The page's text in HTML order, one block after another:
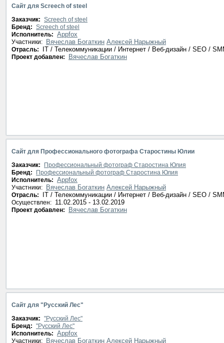
Сайт для Screech of steel
Заказчик: Screech of steel
Бренд: Screech of steel
Исполнитель: Appfox
Участники: Вячеслав Богаткин Алексей Нарыжный
Отрасль: IT / Телекоммуникации / Интернет / Веб-дизайн / SEO /
Проект добавлен: Вячеслав Богаткин
Сайт для Профессионального фотографа Старостины Юлии
Заказчик:
Профессиональный фотограф Старостина Юлия
Бренд:
Профессиональный фотограф Старостина Юлия
Исполнитель: Appfox
Участники: Вячеслав Богаткин Алексей Нарыжный
Отрасль: IT / Телекоммуникации / Интернет / Веб-дизайн / SEO /
Осуществлен: 11.02.2015 - 13.02.2019
Проект добавлен: Вячеслав Богаткин
Сайт для "Русский Лес"
Заказчик: "Русский Лес"
Бренд: "Русский Лес"
Исполнитель: Appfox
Участники: Вячеслав Богаткин Алексей Нарыжный